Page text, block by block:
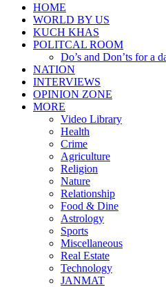
HOME
WORLD BY US
KUCH KHAS
POLITCAL ROOM
Do’s and Don’ts for a
NATION
INTERVIEWS
OPINION ZONE
MORE
Video Library
Health
Crime
Agriculture
Religion
Nature
Relationship
Food & Dine
Astrology
Sports
Miscellaneous
Real Estate
Technology
JANMAT